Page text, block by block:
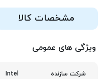
مشخصات کالا
ویژگی های عمومی
شرکت سازنده Intel